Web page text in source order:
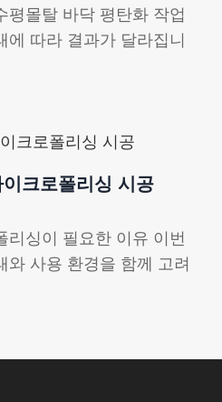
몰탈 바닥 평탄화 작업
에 따라 결과가 달라집니
크로폴리싱 시공
리싱이 필요한 이유 이번
와 사용 환경을 함께 고려